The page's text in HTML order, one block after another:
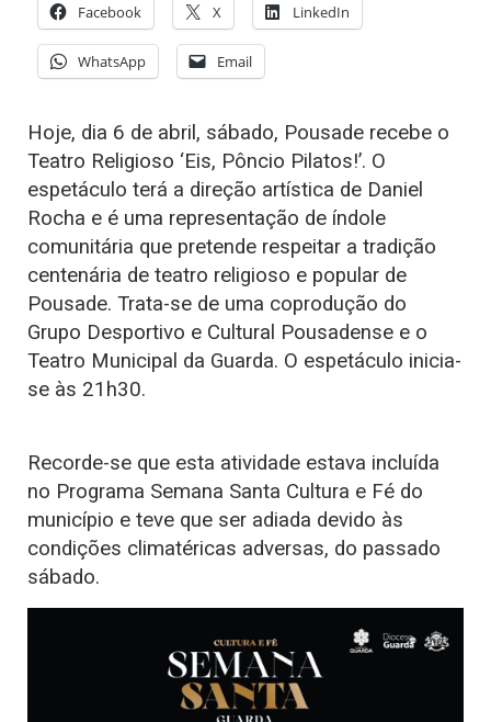
Facebook X LinkedIn
WhatsApp Email
Hoje, dia 6 de abril, sábado, Pousade recebe o
Teatro Religioso ‘Eis, Pôncio Pilatos!’. O
espetáculo terá a direção artística de Daniel
Rocha e é uma representação de índole
comunitária que pretende respeitar a tradição
centenária de teatro religioso e popular de
Pousade. Trata-se de uma coprodução do
Grupo Desportivo e Cultural Pousadense e o
Teatro Municipal da Guarda. O espetáculo inicia-
se às 21h30.
Recorde-se que esta atividade estava incluída
no Programa Semana Santa Cultura e Fé do
município e teve que ser adiada devido às
condições climatéricas adversas, do passado
sábado.